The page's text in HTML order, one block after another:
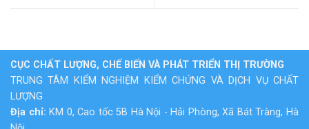
CỤC CHẤT LƯỢNG, CHẾ BIẾN VÀ PHÁT TRIỂN THỊ TRƯỜNG
TRUNG TÂM KIỂM NGHIỆM KIỂM CHỨNG VÀ DỊCH VỤ CHẤT
LƯỢNG
Địa chỉ: KM 0, Cao tốc 5B Hà Nội - Hải Phòng, Xã Bát Tràng, Hà